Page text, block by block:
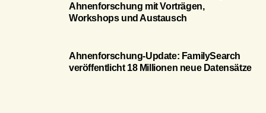
Ahnenforschung mit Vorträgen,
Workshops und Austausch
Ahnenforschung-Update: FamilySearch
veröffentlicht 18 Millionen neue Datensätze